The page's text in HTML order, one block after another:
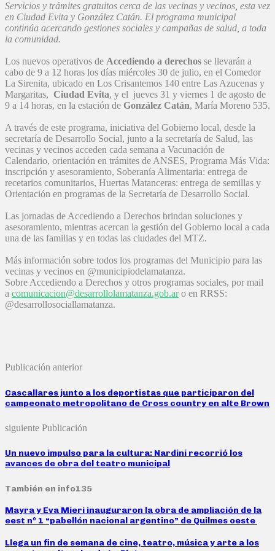
Servicios y trámites gratuitos cerca de las vecinas y vecinos, esta vez
en Ciudad Evita y González Catán. El programa municipal
continúa acercando gestiones sociales y campañas de salud, a toda
la comunidad.
Los nuevos operativos de Accediendo a derechos se llevarán a
cabo de 9 a 12 horas los días miércoles 30 de julio, en el Comedor
La Sirenita, ubicado en Los Crisantemos 140 entre Las Azucenas y
Margaritas, Ciudad Evita, y el jueves 31 y viernes 1 de agosto de
9 a 14 horas, en la estación de González Catán, María Moreno 535.
A través de este programa, iniciativa del Gobierno local, desde la
secretaría de Desarrollo Social, junto a la secretaría de Salud, las
vecinas y vecinos acceden cada semana a Vacunación de
Calendario, orientación en trámites de ANSES, Programa Más Vida:
inscripción y asesoramiento, Soberanía Alimentaria: entrega de
recetarios comunitarios, Huertas Matanceras: entrega de semillas y
Orientación en programas de la Secretaría de Desarrollo Social.
Las jornadas de Accediendo a Derechos brindan soluciones y
asesoramiento, mientras acercan la gestión del Gobierno local a cada
una de las familias y en todas las ciudades del MTZ.
Más información sobre todos los programas del Municipio para las
vecinas y vecinos en @municipiodelamatanza.
Sobre Accediendo a Derechos y otros programas sociales, por mail
a comunicacion@desarrollolamatanza.gob.aro en RRSS:
@desarrollosociallamatanza.
Publicación anterior
Cascallares junto a los deportistas que participaron del
campeonato metropolitano de Cross country en alte Brown
siguiente Publicación
Un nuevo impulso para la cultura: Nardini recorrió los
avances de obra del teatro municipal
También en info135
Mayra y Eva Mieri inauguraron la obra de ampliación de la
eest nº 1 “pabellón nacional argentino” de Quilmes oeste
Llega un fin de semana de cine, teatro, música y arte a los